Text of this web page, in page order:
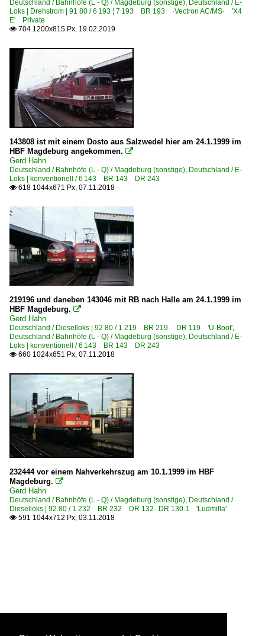
Deutschland / Bahnhöfe (L - Q) / Magdeburg (sonstige) Deutschland / E-
Loks | Drehstrom | 91 80 / 6 193 ¦ 7 193 BR 193 ·Vectron AC/MS· 'X4
E' Private
 704 1200x815 Px, 19.02.2019
143808 ist mit einem Dosto aus Salzwedel hier am 24.1.1999 im
HBF Magdeburg angekommen. 
Gerd Hahn
Deutschland / Bahnhöfe (L - Q) / Magdeburg (sonstige) Deutschland / E-
Loks | konventionell / 6 143 BR 143 DR 243
 618 1044x671 Px, 07.11.2018
219196 und daneben 143046 mit RB nach Halle am 24.1.1999 im
HBF Magdeburg. 
Gerd Hahn
Deutschland / Dieselloks | 92 80 / 1 219 BR 219 DR 119 'U-Boot'
Deutschland / Bahnhöfe (L - Q) / Magdeburg (sonstige) Deutschland / E-
Loks | konventionell / 6 143 BR 143 DR 243
 660 1024x651 Px, 07.11.2018
232444 vor einem Nahverkehrszug am 10.1.1999 im HBF
Magdeburg. 
Gerd Hahn
Deutschland / Bahnhöfe (L - Q) / Magdeburg (sonstige) Deutschland /
Dieselloks | 92 80 / 1 232 BR 232 DR 132 · DR 130.1 'Ludmilla'
 591 1044x712 Px, 03.11.2018